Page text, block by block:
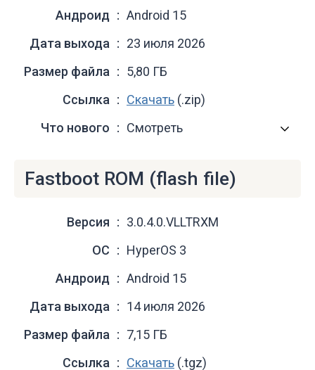
Андроид
Android 15
Дата выхода
23 июля 2026
Размер файла
5,80 ГБ
Ссылка
Скачать (.zip)
Что нового
Смотреть
Fastboot ROM (flash file)
Версия
3.0.4.0.VLLTRXM
ОС
HyperOS 3
Андроид
Android 15
Дата выхода
14 июля 2026
Размер файла
7,15 ГБ
Ссылка
Скачать (.tgz)